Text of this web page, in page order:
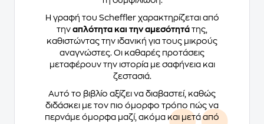
Η γραφή του Scheffler χαρακτηρίζεται από
την απλότητα και την αμεσότητά της,
καθιστώντας την ιδανική για τους μικρούς
αναγνώστες. Οι καθαρές προτάσεις
μεταφέρουν την ιστορία με σαφήνεια και
ζεστασιά.
Αυτό το βιβλίο αξίζει να διαβαστεί, καθώς
διδάσκει με τον πιο όμορφο τρόπο πώς να
περνάμε όμορφα μαζί, ακόμα και μετά από